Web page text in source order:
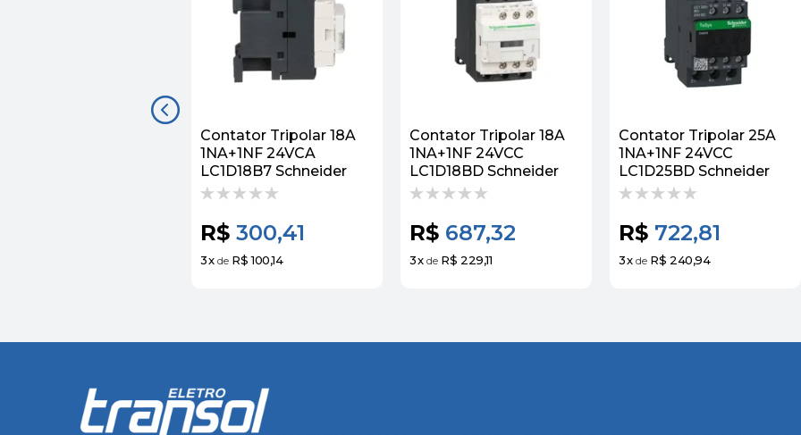
Contator Tripolar 18A
1NA+1NF 24VCA
LC1D18B7 Schneider
R$ 300,41
3x de R$ 100,14
Contator Tripolar 18A
1NA+1NF 24VCC
LC1D18BD Schneider
R$ 687,32
3x de R$ 229,11
Contator Tripolar 25A
1NA+1NF 24VCC
LC1D25BD Schneider
R$ 722,81
3x de R$ 240,94